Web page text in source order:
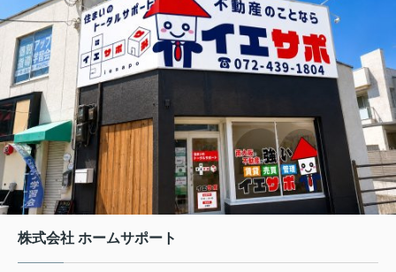
株式会社 ホームサポート